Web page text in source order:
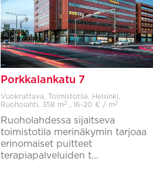
Porkkalankatu 7
Vuokrattava, Toimistotila, Helsinki,
Ruoholahti,
358 m2, 16-20 € / m2
Ruoholahdessa sijaitseva
toimistotila merinäkymin tarjoaa
erinomaiset puitteet
terapiapalveluiden t...